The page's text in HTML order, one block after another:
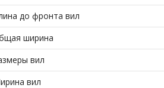
до фронта вил
ширина
вил
вил